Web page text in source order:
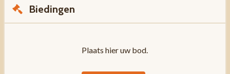
Biedingen
Plaats hier uw bod.